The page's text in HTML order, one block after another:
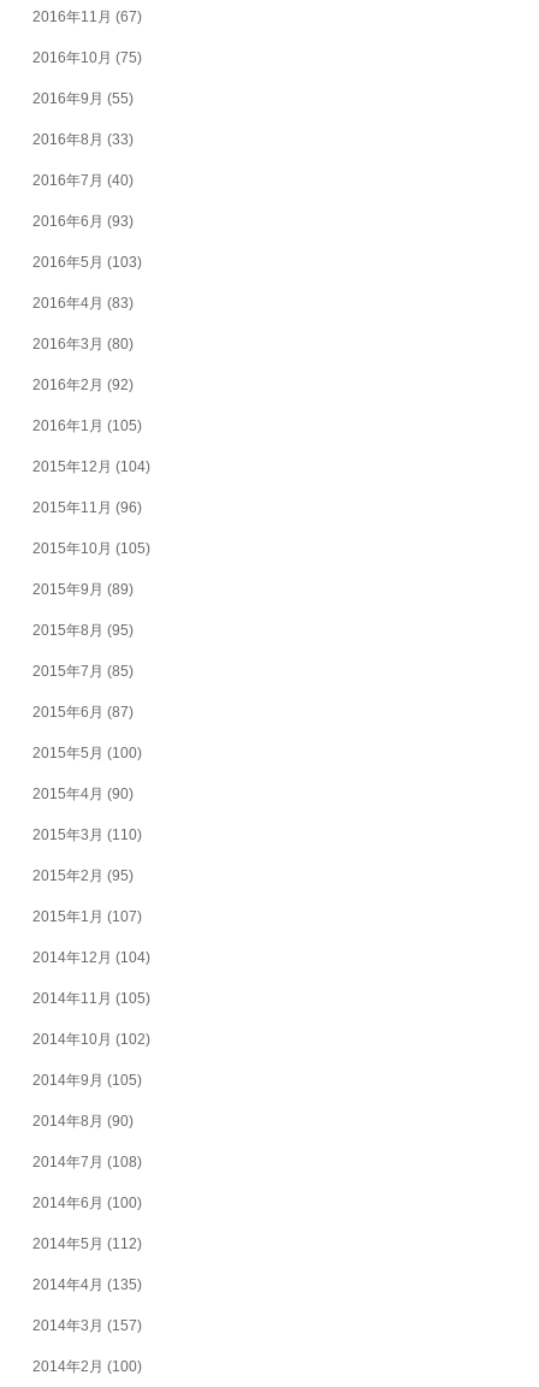
2016年11月 (67)
2016年10月 (75)
2016年9月 (55)
2016年8月 (33)
2016年7月 (40)
2016年6月 (93)
2016年5月 (103)
2016年4月 (83)
2016年3月 (80)
2016年2月 (92)
2016年1月 (105)
2015年12月 (104)
2015年11月 (96)
2015年10月 (105)
2015年9月 (89)
2015年8月 (95)
2015年7月 (85)
2015年6月 (87)
2015年5月 (100)
2015年4月 (90)
2015年3月 (110)
2015年2月 (95)
2015年1月 (107)
2014年12月 (104)
2014年11月 (105)
2014年10月 (102)
2014年9月 (105)
2014年8月 (90)
2014年7月 (108)
2014年6月 (100)
2014年5月 (112)
2014年4月 (135)
2014年3月 (157)
2014年2月 (100)